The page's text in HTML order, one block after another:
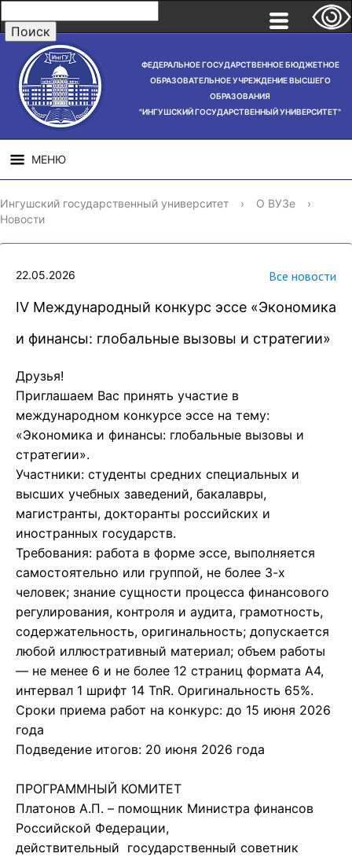
ФЕДЕРАЛЬНОЕ ГОСУДАРСТВЕННОЕ БЮДЖЕТНОЕ
ОБРАЗОВАТЕЛЬНОЕ УЧРЕЖДЕНИЕ ВЫСШЕГО
ОБРАЗОВАНИЯ
"ИНГУШСКИЙ ГОСУДАРСТВЕННЫЙ УНИВЕРСИТЕТ"
МЕНЮ
СВЕДЕНИЯ ОБ
ОБРАЗОВАТЕЛЬНОЙ
НАУЧНАЯ
ДЕЯТЕЛЬНОСТЬ
Ингушский государственный университет › О ВУЗе
›
Новости
22.05.2026 Все новости
IV Международный конкурс эссе «Экономика
и финансы: глобальные вызовы и стратегии»
Друзья!
Приглашаем Вас принять участие в
международном конкурсе эссе на тему:
«Экономика и финансы: глобальные вызовы и
стратегии».
Участники: студенты средних специальных и
высших учебных заведений, бакалавры,
магистранты, докторанты российских и
иностранных государств.
Требования: работа в форме эссе, выполняется
самостоятельно или группой, не более 3-х
человек; знание сущности процесса финансового
регулирования, контроля и аудита, грамотность,
содержательность, оригинальность; допускается
любой иллюстративный материал; объем работы
— не менее 6 и не более 12 страниц формата А4,
интервал 1 шрифт 14 TnR. Оригинальность 65%.
Сроки приема работ на конкурс: до 15 июня 2026
года
Подведение итогов: 20 июня 2026 года
ПРОГРАММНЫЙ КОМИТЕТ
Платонов А.П. – помощник Министра финансов
Российской Федерации,
действительный государственный советник